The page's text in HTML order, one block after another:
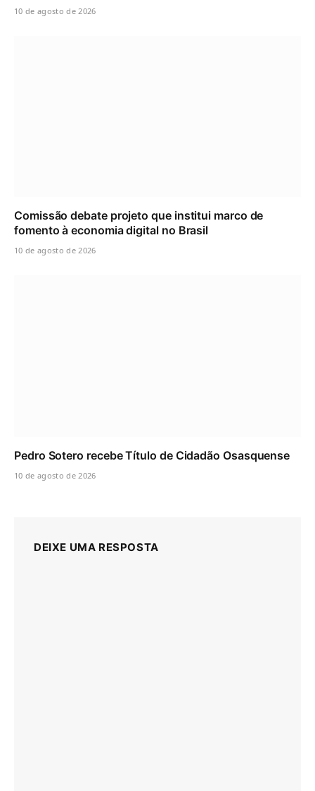
10 de agosto de 2026
Comissão debate projeto que institui marco de
fomento à economia digital no Brasil
10 de agosto de 2026
Pedro Sotero recebe Título de Cidadão Osasquense
10 de agosto de 2026
DEIXE UMA RESPOSTA